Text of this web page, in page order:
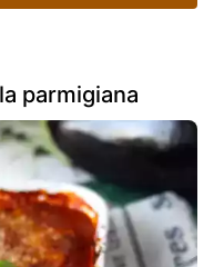
parmigiana